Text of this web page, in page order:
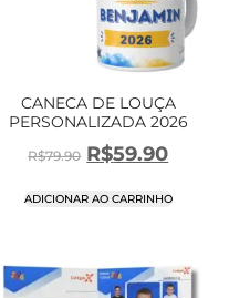
CANECA DE LOUÇA
PERSONALIZADA 2026
R$79.90 R$59.90
ADICIONAR AO CARRINHO